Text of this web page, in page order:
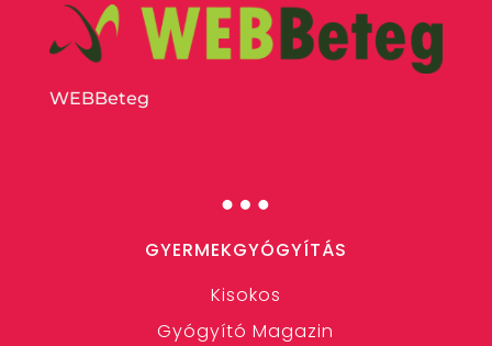
WEBBeteg
…
GYERMEKGYÓGYÍTÁS
Kisokos
Gyógyító Magazin